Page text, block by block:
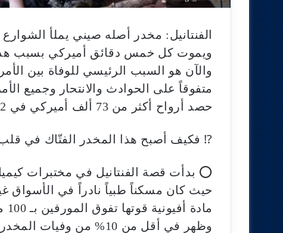
الفنتانيل: مخدر أصله صيني يملأ الشوارع
ويموت كل خمس دقائق أميركي بسبب هذا
والآن هو السبب الرئيسي للوفاة بين الأمريكيين
متفوقاً على الحوادث والانتحار وجميع
حصد أرواح أكثر من 73 ألف أميركي في 2022
⁉️ فكيف أصبح هذا المخدر الفتّاك في قلب
⭕ بدأت قصة الفنتانيل في مختبرات كيميائية
حيث كان مسكناً طبياً نادراً في الأسواق
مادة أفيونية قوتها تفوق المورفين بـ 100 مرة والهيروين بـ 50 مرة،
وظهر في أقل من 10% من وفيات المخدرات الأمريكية.